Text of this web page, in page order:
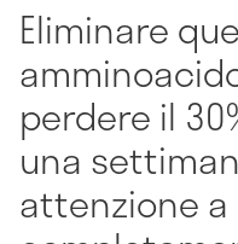
Eliminare
perdere il
una
attenzione